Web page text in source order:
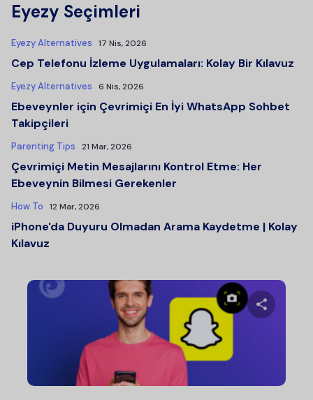
Eyezy Seçimleri
Eyezy Alternatives 17 Nis, 2026
Cep Telefonu İzleme Uygulamaları: Kolay Bir Kılavuz
Eyezy Alternatives 6 Nis, 2026
Ebeveynler için Çevrimiçi En İyi WhatsApp Sohbet
Takipçileri
Parenting Tips 21 Mar, 2026
Çevrimiçi Metin Mesajlarını Kontrol Etme: Her
Ebeveynin Bilmesi Gerekenler
How To 12 Mar, 2026
iPhone'da Duyuru Olmadan Arama Kaydetme | Kolay
Kılavuz